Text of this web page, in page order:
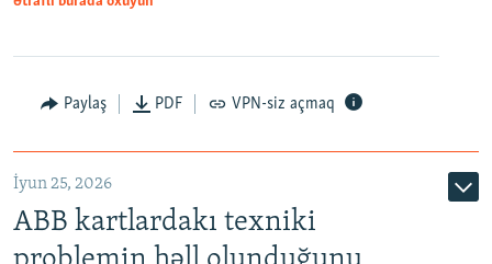
Auto 240p 360p 480p
720p 1080p
Paylaş PDF VPN-siz açmaq
İyun 25, 2026
ABB kartlardakı texniki